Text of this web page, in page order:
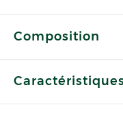
Composition
Caractéristiques